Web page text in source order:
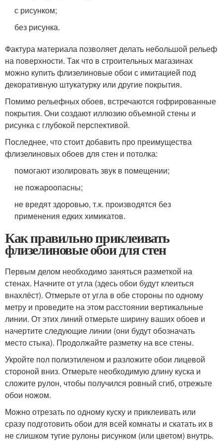
с рисунком;
без рисунка.
Фактура материала позволяет делать небольшой рельеф
на поверхности. Так что в строительных магазинах
можно купить флизелиновые обои с имитацией под
декоративную штукатурку или другие покрытия.
Помимо рельефных обоев, встречаются гофрированные
покрытия. Они создают иллюзию объемной стены и
рисунка с глубокой перспективой.
Последнее, что стоит добавить про преимущества
флизелиновых обоев для стен и потолка:
помогают изолировать звук в помещении;
не пожароопасны;
не вредят здоровью, т.к. производятся без
применения едких химикатов.
Как правильно приклеивать
флизелиновые обои для стен
Первым делом необходимо заняться разметкой на
стенах. Начните от угла (здесь обои будут клеиться
внахлёст). Отмерьте от угла в обе стороны по одному
метру и проведите на этом расстоянии вертикальные
линии. От этих линий отмерьте ширину ваших обоев и
начертите следующие линии (они будут обозначать
место стыка). Продолжайте разметку на все стены.
Укройте пол полиэтиленом и разложите обои лицевой
стороной вниз. Отмерьте необходимую длину куска и
сложите рулон, чтобы получился ровный сгиб, отрежьте
обои ножом.
Можно отрезать по одному куску и приклеивать или
сразу подготовить обои для всей комнаты и скатать их в
не слишком тугие рулоны рисунком (или цветом) внутрь.